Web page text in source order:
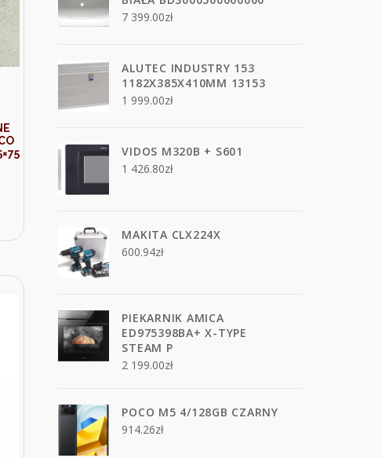
7 399.00zł
ALUTEC INDUSTRY 153
1182X385X410MM 13153
1 999.00zł
VIDOS M320B + S601
1 426.80zł
MAKITA CLX224X
600.94zł
PIEKARNIK AMICA
ED975398BA+ X-TYPE
STEAM P
2 199.00zł
POCO M5 4/128GB CZARNY
914.26zł